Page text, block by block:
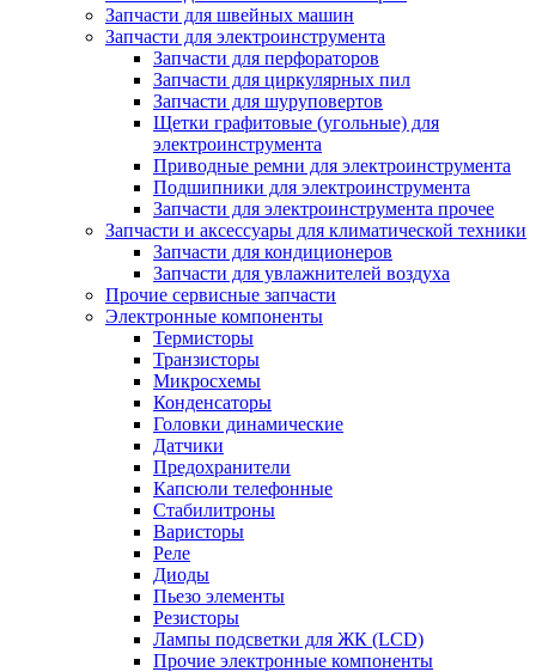
Запчасти для швейных машин
Запчасти для электроинструмента
Запчасти для перфораторов
Запчасти для циркулярных пил
Запчасти для шуруповертов
Щетки графитовые (угольные) для
электроинструмента
Приводные ремни для электроинструмента
Подшипники для электроинструмента
Запчасти для электроинструмента прочее
Запчасти и аксессуары для климатической техники
Запчасти для кондиционеров
Запчасти для увлажнителей воздуха
Прочие сервисные запчасти
Электронные компоненты
Термисторы
Транзисторы
Микросхемы
Конденсаторы
Головки динамические
Датчики
Предохранители
Капсюли телефонные
Стабилитроны
Варисторы
Реле
Диоды
Пьезо элементы
Резисторы
Лампы подсветки для ЖК (LCD)
Прочие электронные компоненты